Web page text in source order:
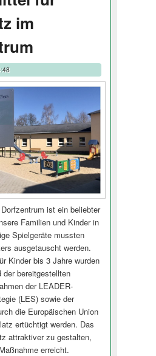
im
ist ein beliebter
Familien und Kinder in
Spielgeräte mussten
ausgetauscht werden.
Kinder bis 3 Jahre wurden
der bereitgestellten
der LEADER-
(LES) sowie der
die Europäischen Union
ertüchtigt werden. Das
attraktiver zu gestalten,
erreicht.